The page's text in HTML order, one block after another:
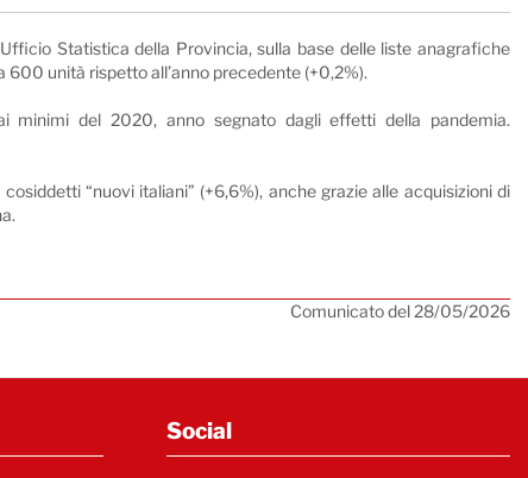
Statistica della Provincia, sulla base delle liste anagrafiche
unità rispetto all’anno precedente (+0,2%).
minimi del 2020, anno segnato dagli effetti della pandemia.
“nuovi italiani” (+6,6%), anche grazie alle acquisizioni di
Comunicato del 28/05/2026
Social